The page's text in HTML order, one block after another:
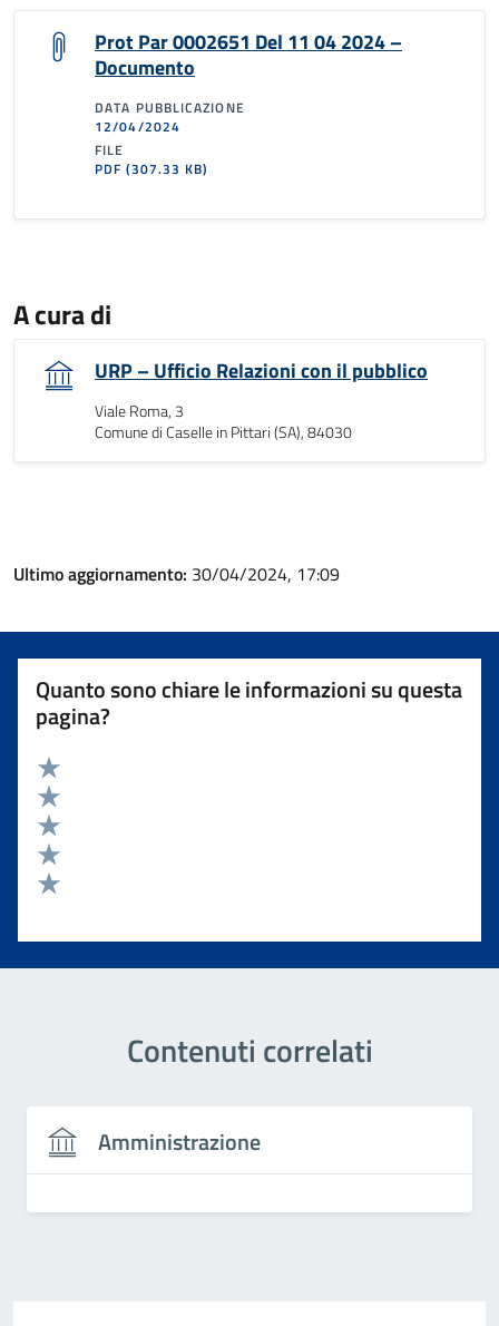
Prot Par 0002651 Del 11 04 2024 –
Documento
DATA PUBBLICAZIONE
12/04/2024
FILE
PDF(307.33 KB)
A cura di
URP – Ufficio Relazioni con il pubblico
Viale Roma, 3
Comune di Caselle in Pittari (SA), 84030
Ultimo aggiornamento: 30/04/2024, 17:09
Quanto sono chiare le informazioni su questa
pagina?
Valuta 5 stelle su 5
Valuta 4 stelle su 5
Valuta 3 stelle su 5
Valuta 2 stelle su 5
Contenuti correlati
Amministrazione